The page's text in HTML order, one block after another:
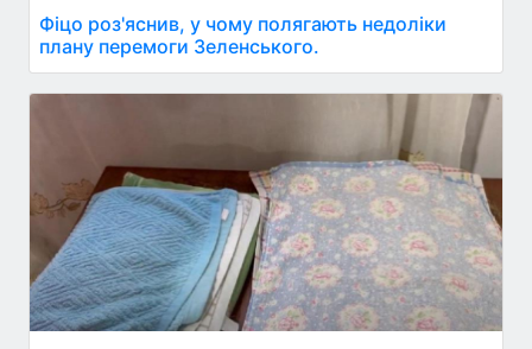
Фіцо роз'яснив, у чому полягають недоліки
плану перемоги Зеленського.